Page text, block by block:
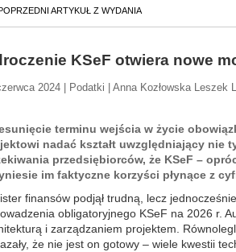
ARTYKUŁ Z WYDANIA
KSeF otwiera nowe
2024 | Podatki | Anna Kozłowska Leszek
terminu wejścia w życie
nadać kształt uwzględniający nie
przedsiębiorców, że KSeF –
im faktyczne korzyści płynące z
finansów podjął trudną, lecz
obligatoryjnego KSeF na 2026 r.
i zarządzaniem projektem.
że nie jest on gotowy – wiele kwestii